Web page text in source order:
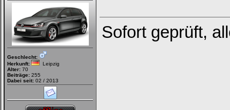
Geschlecht:
Herkunft:
Leipzig
Alter: 70
Beiträge: 255
Dabei seit: 02 / 2013
Sofort geprüft,